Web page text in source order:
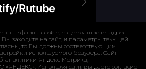
файлы cookie, содержащие ip-адрес
Вы заходите на сайт, и параметры текущей
то Вы должны соответствующим
используемого браузера. Сайт
аналитики Яндекс Метрика,
Используя сайт, вы даете согласие